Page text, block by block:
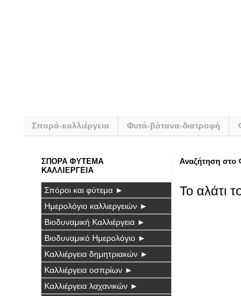
Σπορά-καλλιέργεια Φυτά-βότανα-διατροφή
Αναζήτηση στο
Το αλάτι
ΣΠΟΡΑ ΦΥΤΕΜΑ
ΚΑΛΛΙΕΡΓΕΙΑ
Σπόροι και φύτεμα ►
Ημερολόγιο καλλιεργειών ►
Βιοδυναμική Καλλιέργεια ►
Βιοδυναμικό Ημερολόγιο ►
Καλλιέργεια δημητριακών ►
Καλλιέργεια οσπρίων ►
Καλλιέργεια λαχανικών ►